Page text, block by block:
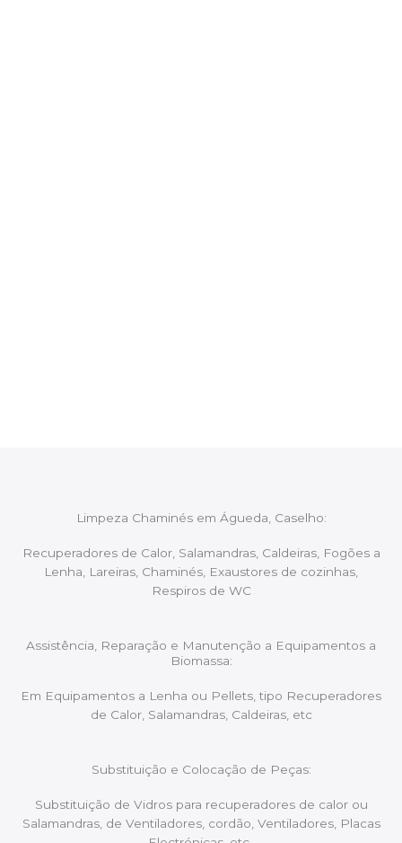
Limpeza Chaminés em Águeda, Caselho:
Recuperadores de Calor, Salamandras, Caldeiras, Fogões a
Lenha, Lareiras, Chaminés, Exaustores de cozinhas,
Respiros de WC
Assistência, Reparação e Manutenção a Equipamentos a
Biomassa:
Em Equipamentos a Lenha ou Pellets, tipo Recuperadores
de Calor, Salamandras, Caldeiras, etc
Substituição e Colocação de Peças:
Substituição de Vidros para recuperadores de calor ou
Salamandras, de Ventiladores, cordão, Ventiladores, Placas